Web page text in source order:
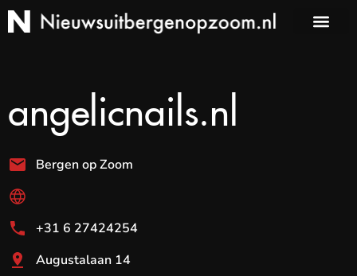
angelicnails.nl
Bergen op Zoom
+31 6 27424254
Augustalaan 14